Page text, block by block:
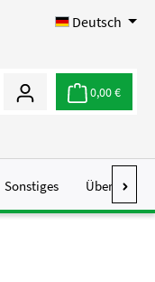
Deutsch
0,00 €
Sonstiges Über Uns